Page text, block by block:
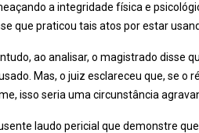
a integridade física e
que praticou tais atos por estar
ao analisar, o magistrado disse
Mas, o juiz esclareceu que, se o
isso seria uma circunstância
laudo pericial que demonstre